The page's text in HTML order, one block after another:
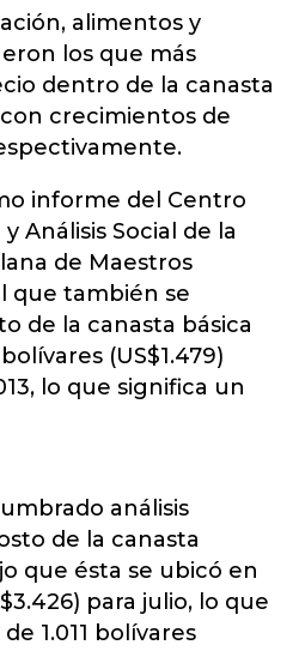
alimentos y
los que más
dentro de la canasta
crecimientos de
informe del Centro
Análisis Social de la
de Maestros
que también se
de la canasta básica
(US$1.479)
lo que significa un
análisis
de la canasta
que ésta se ubicó en
para julio, lo que
1.011 bolívares